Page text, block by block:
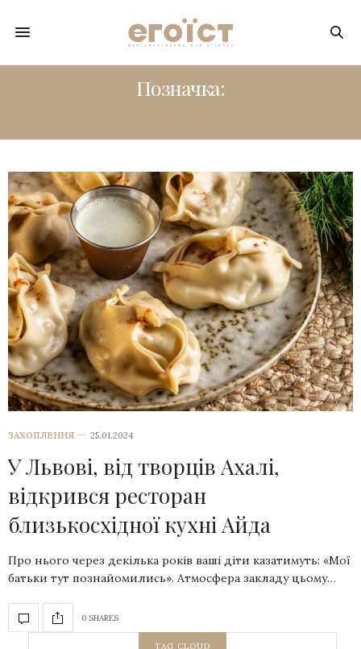
Позначка:
ЗАХОПЛЕННЯ 25.01.2024
У Львові, від творців Ахалі,
відкрився ресторан
близькосхідної кухні Айда
Про нього через декілька років ваші діти казатимуть: «Мої
батьки тут познайомились». Атмосфера закладу цьому…
0 SHARES
TAG CLOUD